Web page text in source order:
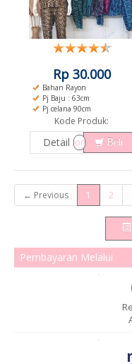
Rp 30.000
Bahan Rayon
Pj Baju : 63cm
Pj celana 90cm
Kode Produk:
Detail or Beli
← Previous 1 2
Pembayaran Melalui